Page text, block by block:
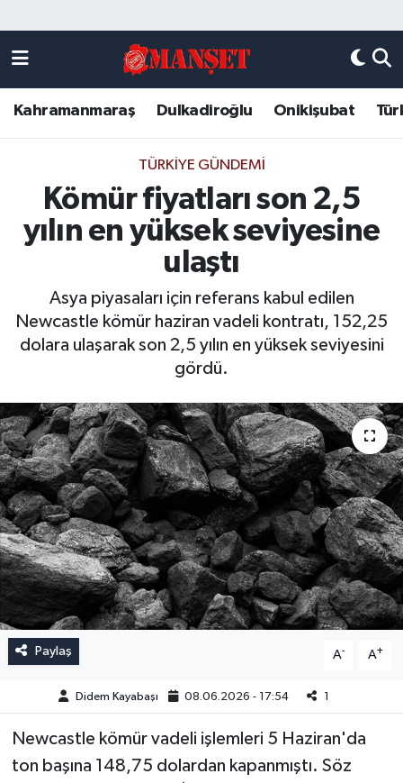
Kahramanmaraş Dulkadiroğlu Onikişubat
TÜRKIYE GÜNDEMI
Kömür fiyatları son 2,5
yılın en yüksek seviyesine
ulaştı
Asya piyasaları için referans kabul edilen
Newcastle kömür haziran vadeli kontratı, 152,25
dolara ulaşarak son 2,5 yılın en yüksek seviyesini
gördü.
Paylaş A- A+
Didem Kayabaşı 08.06.2026 - 17:54 1
Newcastle kömür vadeli işlemleri 5 Haziran'da
ton başına 148,75 dolardan kapanmıştı. Söz
DULKADİROĞLU
KAHRAMANMARAŞ
ONİKİŞUBAT
Künye
Kahramanmaraş Nöbetçi Eczaneler
Kahramanmaraş Hava Durumu
Kahramanmaraş Trafik Yoğunluk Haritası
Süper Lig Puan Durumu ve Fikstür
Son Dakika Haberleri
Haber Arşivi